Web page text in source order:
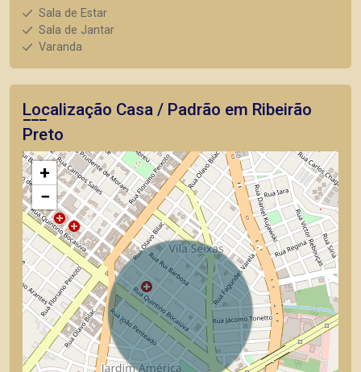
Sala de Estar
Sala de Jantar
Varanda
Localização Casa / Padrão em Ribeirão
Preto
+
−